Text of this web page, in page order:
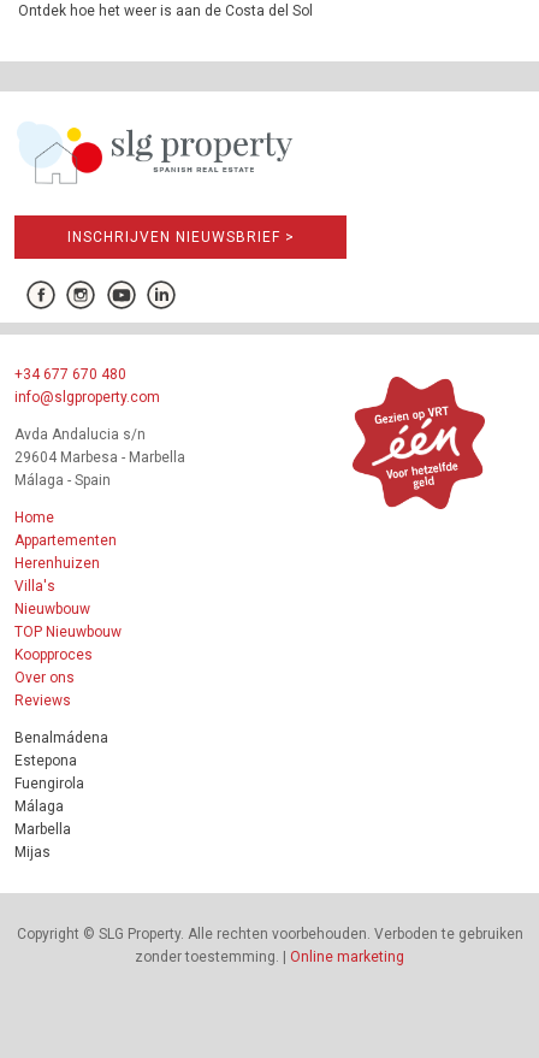
Ontdek hoe het weer is aan de Costa del Sol
INSCHRIJVEN NIEUWSBRIEF >
+34 677 670 480
info@slgproperty.com
Avda Andalucia s/n
29604 Marbesa - Marbella
Málaga - Spain
Home
Appartementen
Herenhuizen
Villa's
Nieuwbouw
TOP Nieuwbouw
Koopproces
Over ons
Reviews
Benalmádena
Estepona
Fuengirola
Málaga
Marbella
Mijas
Copyright © SLG Property. Alle rechten voorbehouden. Verboden te gebruiken
zonder toestemming. | Online marketing